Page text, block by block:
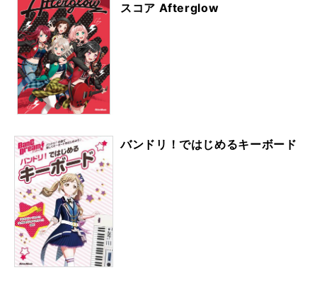
スコア Afterglow
バンドリ！ではじめるキーボード